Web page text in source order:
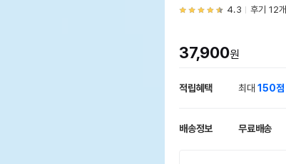
4.3 후기 12개
37,900원
적립혜택 최대150점
배송정보 무료배송